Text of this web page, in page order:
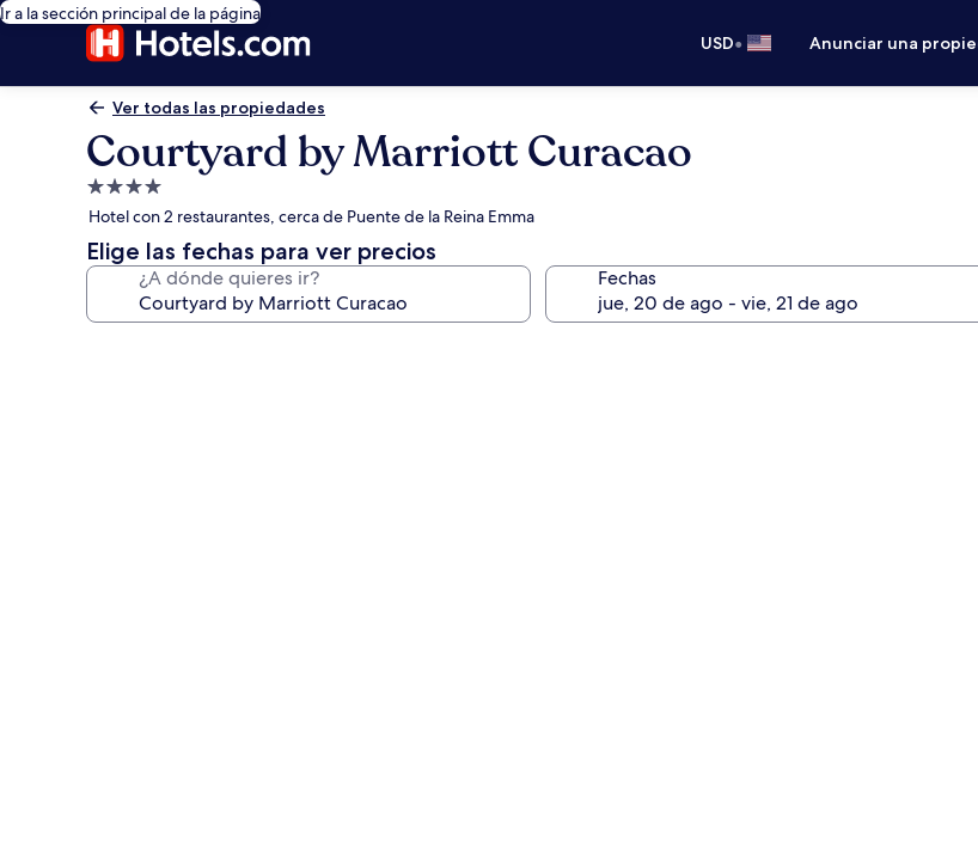
Ir a la sección principal de la página
USD• Anunciar una
Ver todas las propiedades
Courtyard by Marriott Curacao
Propiedad
de
4.0
estrellas
Hotel con 2 restaurantes, cerca de Puente de la Reina Emma
Elige las fechas para ver precios
¿A dónde quieres ir? Fechas